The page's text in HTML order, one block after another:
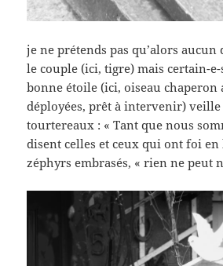
je ne prétends pas qu’alors aucun
le couple (ici, tigre) mais certain-e-
bonne étoile (ici, oiseau chaperon
déployées, prêt à intervenir) veille
tourtereaux : « Tant que nous
disent celles et ceux qui ont foi en
zéphyrs embrasés, « rien ne peut